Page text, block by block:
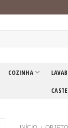
COZINHA